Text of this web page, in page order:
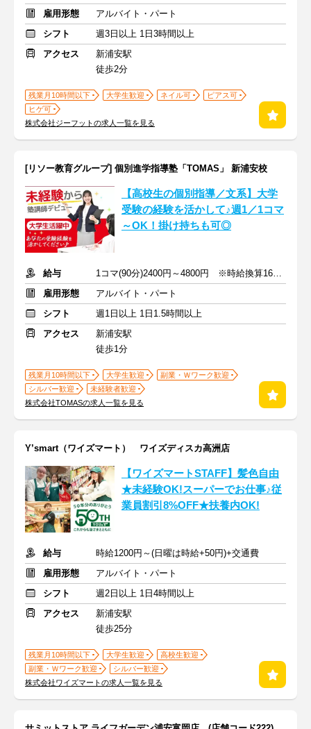
雇用形態
アルバイト・パート
シフト
週3日以上 1日3時間以上
アクセス
新浦安駅
徒歩2分
残業月10時間以下 大学生歓迎 ネイル可
ピアス可
ヒゲ可
株式会社ジーフットの求人一覧を見る
[リソー教育グループ] 個別進学指導塾「TOMAS」 新浦安校
【高校生の個別指導／文系】大学
受験の経験を活かして♪週1／1コマ
～OK！掛け持ちも可◎
給与
1コマ(90分)2400円～4800円 ※時給換算1600円～3200円
雇用形態
アルバイト・パート
シフト
週1日以上 1日1.5時間以上
アクセス
新浦安駅
徒歩1分
残業月10時間以下 大学生歓迎
副業・Ｗワーク歓迎
シルバー歓迎
未経験者歓迎
株式会社TOMASの求人一覧を見る
Y’smart（ワイズマート） ワイズディスカ高洲店
【ワイズマートSTAFF】髪色自由
★未経験OK!スーパーでお仕事♪従
業員割引8%OFF★扶養内OK!
給与
時給1200円～(日曜は時給+50円)+交通費
雇用形態
アルバイト・パート
シフト
週2日以上 1日4時間以上
アクセス
新浦安駅
徒歩25分
残業月10時間以下 大学生歓迎
高校生歓迎
副業・Ｗワーク歓迎
シルバー歓迎
株式会社ワイズマートの求人一覧を見る